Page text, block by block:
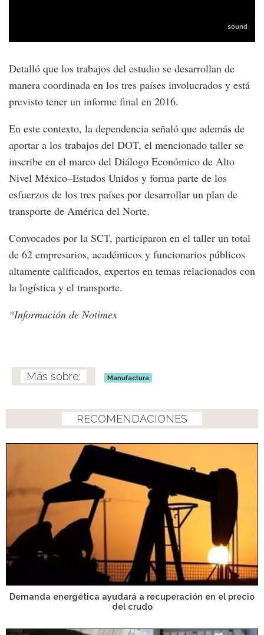
Detalló que los trabajos del estudio se desarrollan de
manera coordinada en los tres países involucrados y está
previsto tener un informe final en 2016.
En este contexto, la dependencia señaló que además de
aportar a los trabajos del DOT, el mencionado taller se
inscribe en el marco del Diálogo Económico de Alto
Nivel México–Estados Unidos y forma parte de los
esfuerzos de los tres países por desarrollar un plan de
transporte de América del Norte.
Convocados por la SCT, participaron en el taller un total
de 62 empresarios, académicos y funcionarios públicos
altamente calificados, expertos en temas relacionados con
la logística y el transporte.
*Información de Notimex
Manufactura
RECOMENDACIONES
Demanda energética ayudará a recuperación en el precio
del crudo